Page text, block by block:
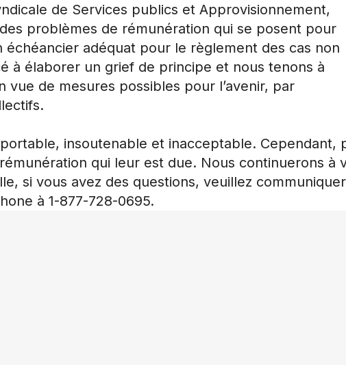
de Services publics et Approvisionnement,
problèmes de rémunération qui se posent pour
échéancier adéquat pour le règlement des cas non
à élaborer un grief de principe et nous tenons à
de mesures possibles pour l’avenir, par
insoutenable et inacceptable. Cependant,
qui leur est due. Nous continuerons à
si vous avez des questions, veuillez
à 1-877-728-0695.